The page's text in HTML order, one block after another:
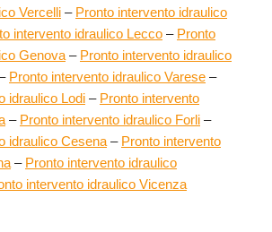
Vercelli – Pronto intervento idraulico
intervento idraulico Lecco – Pronto
Genova – Pronto intervento idraulico
Pronto intervento idraulico Varese –
idraulico Lodi – Pronto intervento
– Pronto intervento idraulico Forli –
idraulico Cesena – Pronto intervento
– Pronto intervento idraulico
intervento idraulico Vicenza